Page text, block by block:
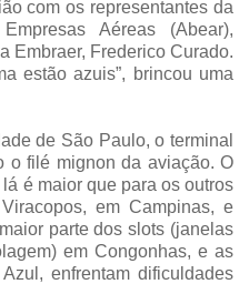
com os representantes da
Aéreas (Abear),
Embraer, Frederico Curado.
estão azuis”, brincou uma
de São Paulo, o terminal
o filé mignon da aviação. O
é maior que para os outros
em Campinas, e
parte dos slots (janelas
em Congonhas, e as
enfrentam dificuldades